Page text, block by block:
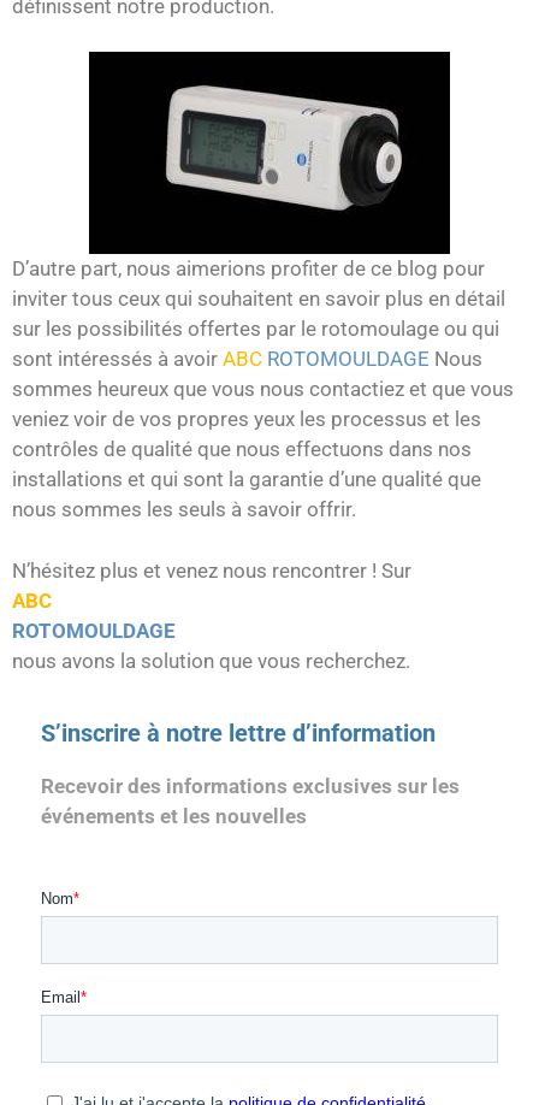
définissent notre production.
D’autre part, nous aimerions profiter de ce blog pour
inviter tous ceux qui souhaitent en savoir plus en détail
sur les possibilités offertes par le rotomoulage ou qui
sont intéressés à avoir ABC ROTOMOULDAGE Nous
sommes heureux que vous nous contactiez et que vous
veniez voir de vos propres yeux les processus et les
contrôles de qualité que nous effectuons dans nos
installations et qui sont la garantie d’une qualité que
nous sommes les seuls à savoir offrir.
N’hésitez plus et venez nous rencontrer ! Sur
ABC
ROTOMOULDAGE
nous avons la solution que vous recherchez.
S’inscrire à notre lettre d’information
Recevoir des informations exclusives sur les
événements et les nouvelles